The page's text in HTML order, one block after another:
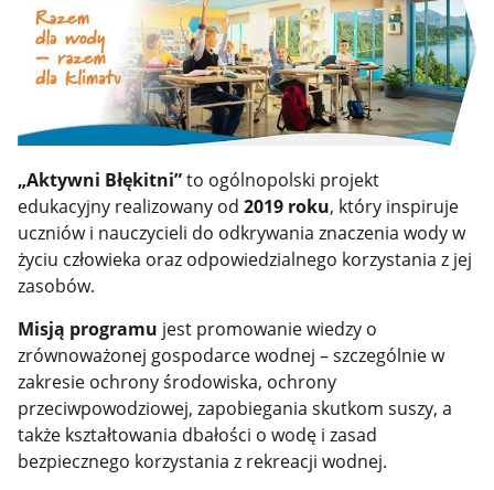
„Aktywni Błękitni”to ogólnopolski projekt
edukacyjny realizowany od2019 roku, który inspiruje
uczniów i nauczycieli do odkrywania znaczenia wody w
życiu człowieka oraz odpowiedzialnego korzystania z jej
zasobów.
Misją programu jest promowanie wiedzy o
zrównoważonej gospodarce wodnej – szczególnie w
zakresie ochrony środowiska, ochrony
przeciwpowodziowej, zapobiegania skutkom suszy, a
także kształtowania dbałości o wodę i zasad
bezpiecznego korzystania z rekreacji wodnej.